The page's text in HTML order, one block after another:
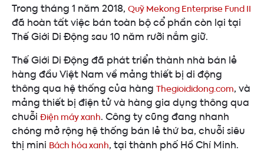
Trong tháng 1 năm 2018, Quỹ Mekong Enterprise Fund II
đã hoàn tất việc bán toàn bộ cổ phần còn lại tại
Thế Giới Di Động sau 10 năm rưỡi nắm giữ.
Thế Giới Di Động đã phát triển thành nhà bán lẻ
hàng đầu Việt Nam về mảng thiết bị di động
thông qua hệ thống của hàng Thegioididong.com, và
mảng thiết bị điện tử và hàng gia dụng thông qua
chuỗi Điện máy xanh. Công ty cũng đang nhanh
chóng mở rộng hệ thống bán lẻ thứ ba, chuỗi siêu
thị mini Bách hóa xanh, tại thành phố Hồ Chí Minh.